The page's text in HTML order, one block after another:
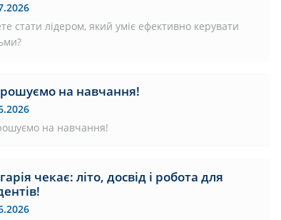
стати лідером, який уміє ефективно керувати
на навчання!
на навчання!
чекає: літо, досвід і робота для